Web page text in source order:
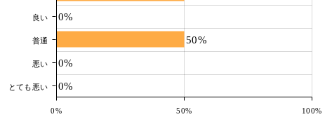
0%
50%
0%
0%
良い
普通
悪い
とても悪い
0% 50% 100%